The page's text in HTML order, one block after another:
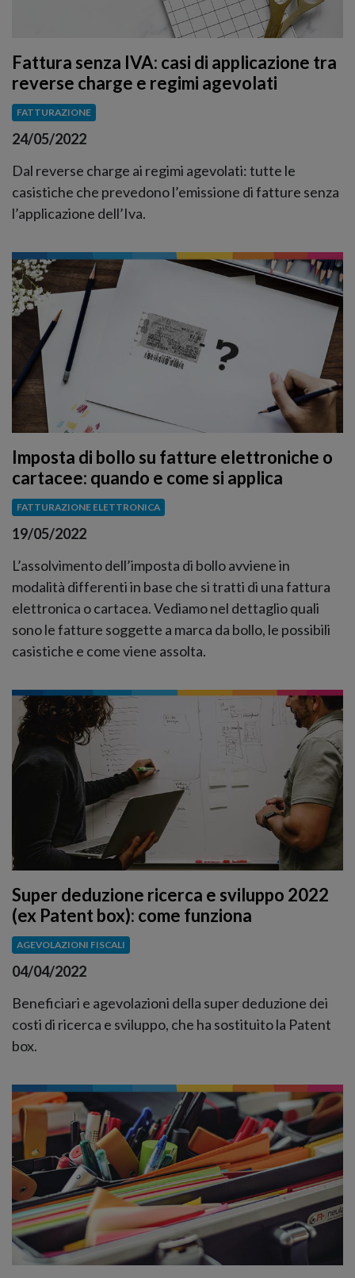
Fattura senza IVA: casi di applicazione tra
reverse charge e regimi agevolati
FATTURAZIONE
24/05/2022
Dal reverse charge ai regimi agevolati: tutte le
casistiche che prevedono l’emissione di fatture senza
l’applicazione dell’Iva.
Imposta di bollo su fatture elettroniche o
cartacee: quando e come si applica
FATTURAZIONE ELETTRONICA
19/05/2022
L’assolvimento dell’imposta di bollo avviene in
modalità differenti in base che si tratti di una fattura
elettronica o cartacea. Vediamo nel dettaglio quali
sono le fatture soggette a marca da bollo, le possibili
casistiche e come viene assolta.
Super deduzione ricerca e sviluppo 2022
(ex Patent box): come funziona
AGEVOLAZIONI FISCALI
04/04/2022
Beneficiari e agevolazioni della super deduzione dei
costi di ricerca e sviluppo, che ha sostituito la Patent
box.